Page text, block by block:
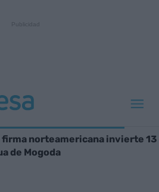
firma norteamericana invierte 13
de Mogoda